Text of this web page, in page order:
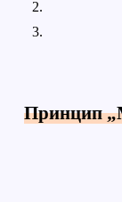
Принцип